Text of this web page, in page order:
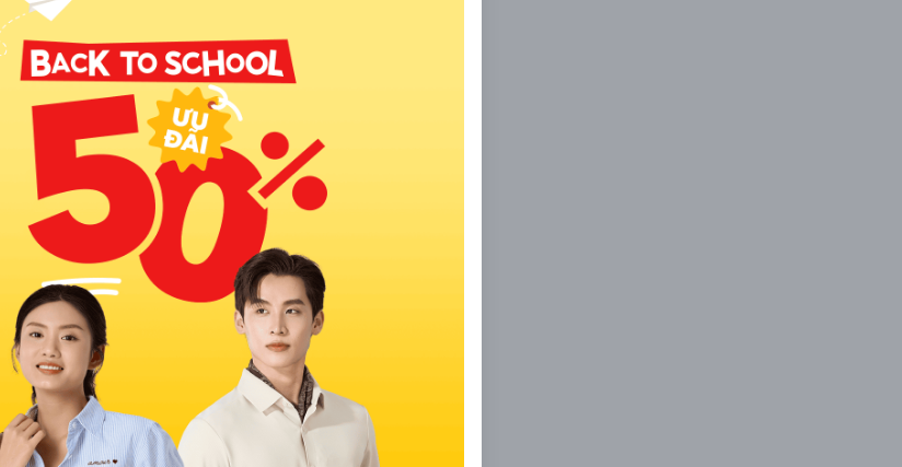
boot cổ lửng
cực sang chảnh cho mọi cô gái. Phần lớn boot cổ
mặc. Đây là item kết hợp rất ăn ý với chân váy dài
cho đến những bữa tiệc sang trọng.